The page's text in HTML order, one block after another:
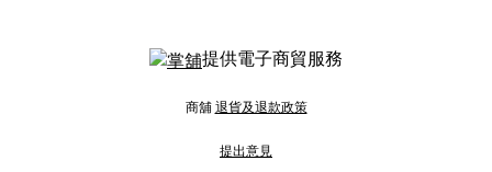
提供電子商貿服務
商舖 退貨及退款政策
提出意見